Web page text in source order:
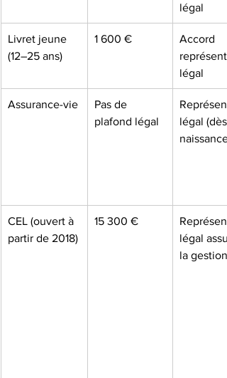
légal
Livret jeune
(12–25 ans)
1 600 €
Accord
légal
Assurance-vie
Pas de
plafond légal
légal (dès
naissance)
CEL (ouvert à
partir de 2018)
15 300 €
légal
la gestion